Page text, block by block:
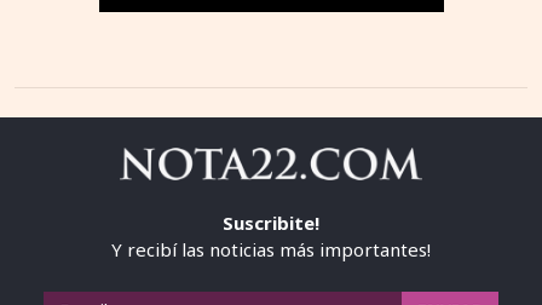
Suscribite!
Y recibí las noticias más importantes!